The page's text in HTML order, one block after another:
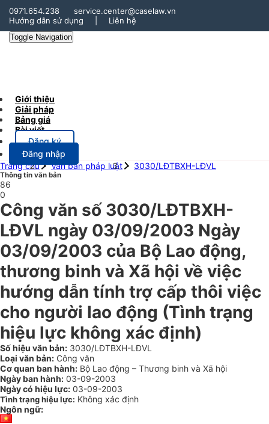
0971.654.238
service.center@caselaw.vn
Hướng dẫn sử dụng
Liên hệ
Toggle Navigation
Giới thiệu
Giải pháp
Bảng giá
Bài viết
Đăng ký
Đăng nhập
Trang chủ
Văn bản pháp luật 3030/LĐTBXH-LĐVL
Thông tin văn bản
86
0
Công văn số 3030/LĐTBXH-
LĐVL ngày 03/09/2003 Ngày
03/09/2003 của Bộ Lao động,
thương binh và Xã hội về việc
hướng dẫn tính trợ cấp thôi việc
cho người lao động (Tình trạng
hiệu lực không xác định)
Số hiệu văn bản: 3030/LĐTBXH-LĐVL
Loại văn bản: Công văn
Cơ quan ban hành: Bộ Lao động – Thương binh và Xã hội
Ngày ban hành: 03-09-2003
Ngày có hiệu lực: 03-09-2003
Tình trạng hiệu lực: Không xác định
Ngôn ngữ: